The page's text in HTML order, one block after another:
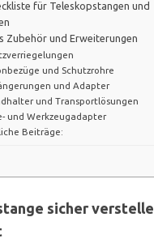
für Teleskopstangen und
Zubehör und Erweiterungen
und Schutzrohre
und Adapter
und Transportlösungen
und Werkzeugadapter
Beiträge:
sicher